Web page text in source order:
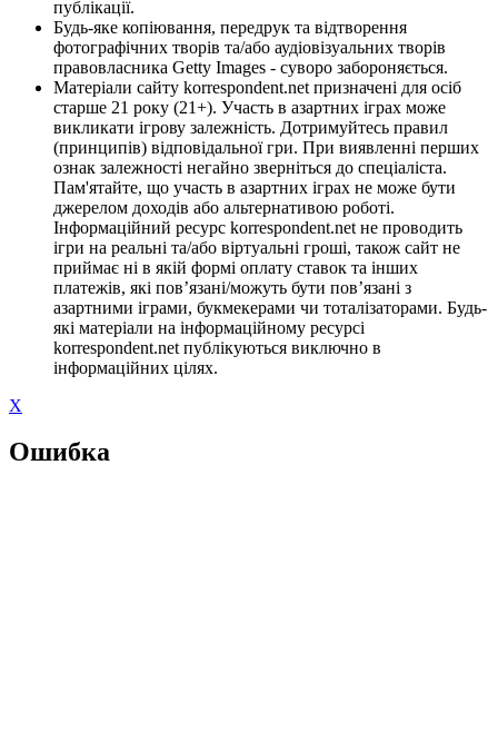
публікації.
Будь-яке копіювання, передрук та відтворення
фотографічних творів та/або аудіовізуальних творів
правовласника Getty Images - суворо забороняється.
Матеріали сайту korrespondent.net призначені для осіб
старше 21 року (21+). Участь в азартних іграх може
викликати ігрову залежність. Дотримуйтесь правил
(принципів) відповідальної гри. При виявленні перших
ознак залежності негайно зверніться до спеціаліста.
Пам'ятайте, що участь в азартних іграх не може бути
джерелом доходів або альтернативою роботі.
Інформаційний ресурс korrespondent.net не проводить
ігри на реальні та/або віртуальні гроші, також сайт не
приймає ні в якій формі оплату ставок та інших
платежів, які пов’язані/можуть бути пов’язані з
азартними іграми, букмекерами чи тоталізаторами. Будь-
які матеріали на інформаційному ресурсі
korrespondent.net публікуються виключно в
інформаційних цілях.
X
Ошибка